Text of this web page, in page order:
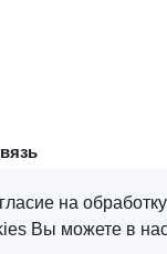
на
Вы можете в